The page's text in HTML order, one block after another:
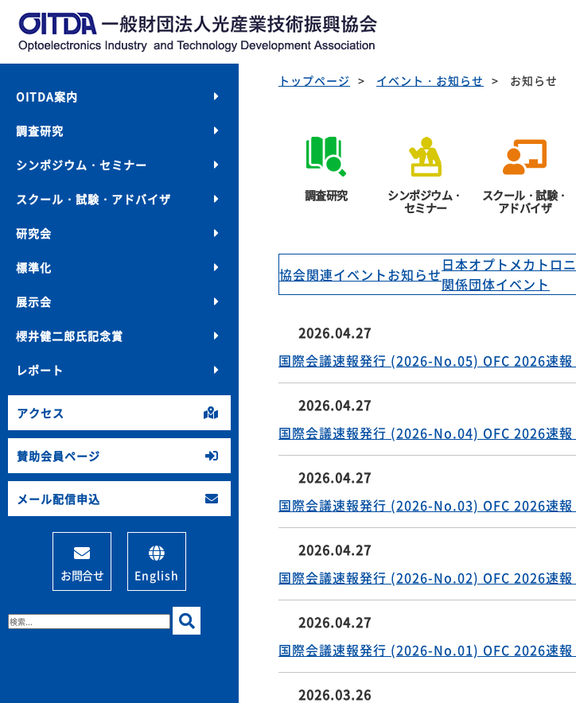
イベント・お知らせ
トップページ イベント・お知らせ お知らせ
調査研究
シンポジウム・
セミナー
スクール・試験・
アドバイザ
協会関連イベント
2026.04.27
国際会議速報発行 (2026-No.05) OFC 2026速報
2026.04.27
国際会議速報発行 (2026-No.04) OFC 2026速
2026.04.27
国際会議速報発行 (2026-No.03) OFC 2026速報
2026.04.27
国際会議速報発行 (2026-No.02) OFC 2026速
2026.04.27
OITDA案内
調査研究
シンポジウム・セミナー
スクール・試験・アドバイザ
研究会
標準化
展示会
櫻井健二郎氏記念賞
レポート
アクセス
賛助会員ページ
メール配信申込
お問合せ English